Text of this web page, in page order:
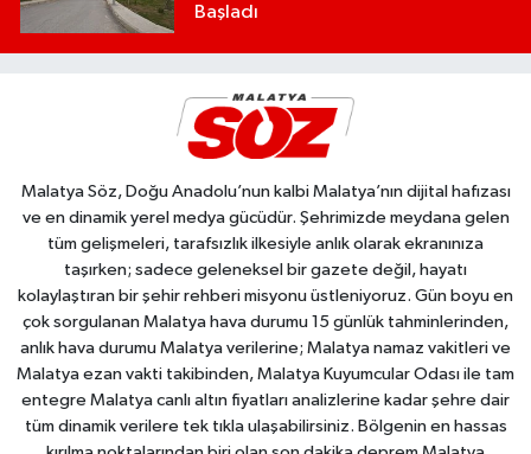
Başladı
Malatya Söz, Doğu Anadolu’nun kalbi Malatya’nın dijital hafızası
ve en dinamik yerel medya gücüdür. Şehrimizde meydana gelen
tüm gelişmeleri, tarafsızlık ilkesiyle anlık olarak ekranınıza
taşırken; sadece geleneksel bir gazete değil, hayatı
kolaylaştıran bir şehir rehberi misyonu üstleniyoruz. Gün boyu en
çok sorgulanan Malatya hava durumu 15 günlük tahminlerinden,
anlık hava durumu Malatya verilerine; Malatya namaz vakitleri ve
Malatya ezan vakti takibinden, Malatya Kuyumcular Odası ile tam
entegre Malatya canlı altın fiyatları analizlerine kadar şehre dair
tüm dinamik verilere tek tıkla ulaşabilirsiniz. Bölgenin en hassas